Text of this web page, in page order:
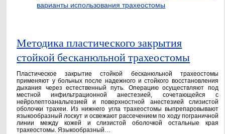
варианты использования трахеостомы
Методика пластического закрытия
стойкой бесканюльной трахеостомы
Пластическое закрытие стойкой бесканюльной трахеостомы
применяют у больных после надежного и стойкого восстановления
дыхания через естественный путь. Операцию осуществляют под
местной инфильтрационной анестезией, сочетающейся с
нейролептоанальгезией и поверхностной анестезией слизистой
оболочки трахеи. Из нижнего угла трахеостомы выпрепаровывают
языкообразный лоскут и освежают рассечением по ходу пограничной
линии между кожей и слизистой оболочкой остальные края
трахеостомы. Языкообразный…